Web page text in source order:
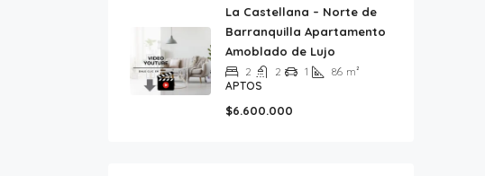
La Castellana – Norte de
Barranquilla Apartamento
Amoblado de Lujo
2 2 1 86 m²
APTOS
$6.600.000